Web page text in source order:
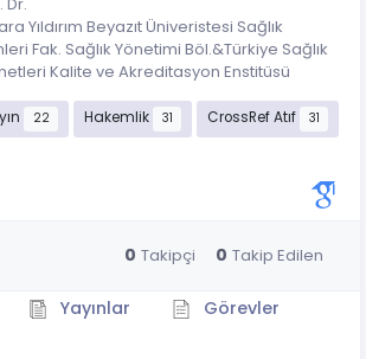
Yıldırım Beyazıt Üniveristesi Sağlık
Fak. Sağlık Yönetimi Böl.&Türkiye Sağlık
Kalite ve Akreditasyon Enstitüsü
22 Hakemlik 31 CrossRef Atıf 31
0 Takipçi 0 Takip Edilen
Yayınlar
Görevler